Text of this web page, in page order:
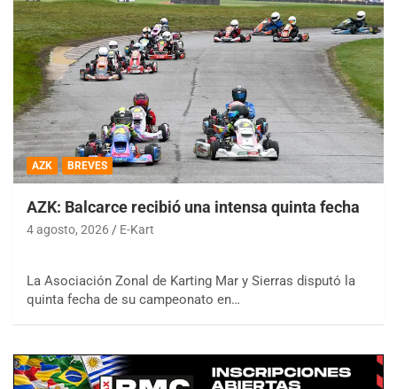
AZK BREVES
AZK: Balcarce recibió una intensa quinta fecha
4 agosto, 2026 E-Kart
La Asociación Zonal de Karting Mar y Sierras disputó la
quinta fecha de su campeonato en…